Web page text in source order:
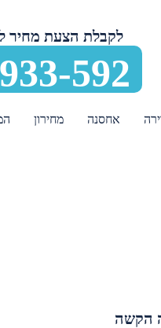
לקבלת הצעת מחיר
592
אחסנה מחירון
הקשה